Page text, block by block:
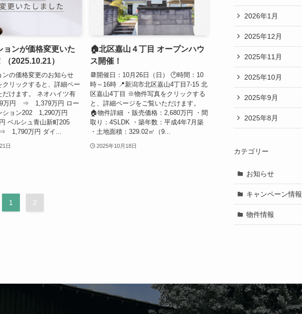
ョンが価格変更いた
2025.10.21）
ンの価格変更のお知らせ
リックすると、詳細ペー
だけます。 ネオハイツ有
万円 ⇒ 1,379万円 ロー
ション202 1,290万円
ベルシュ青山新町205
1,790万円 ダイ...
日
🏠北区嘉山４丁目 オープンハウ
ス開催！
📆開催日：10月26日（日） 🕐時間：10
時～16時 📍新潟市北区嘉山4丁目7-15 北
区嘉山4丁目 ※物件写真をクリックする
と、詳細ページをご覧いただけます。
🏠物件詳細 ・販売価格：2,680万円 ・間
取り：4SLDK ・築年数：平成4年7月築
・土地面積：329.02㎡（9...
2025年10月18日
1 2
2026年1月
2025年12月
2025年11月
2025年10月
2025年9月
2025年8月
カテゴリー
お知らせ
キャンペーン情報
物件情報